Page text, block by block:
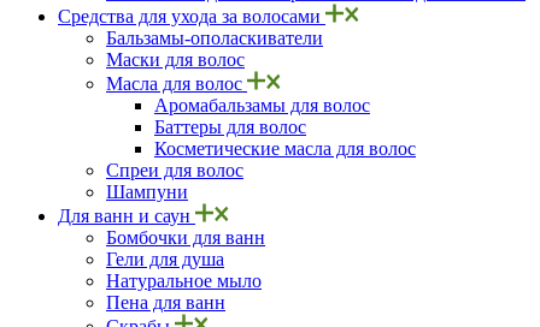
Средства для ухода за волосами
Бальзамы-ополаскиватели
Маски для волос
Масла для волос
Аромабальзамы для волос
Баттеры для волос
Косметические масла для волос
Спреи для волос
Шампуни
Для ванн и саун
Бомбочки для ванн
Гели для душа
Натуральное мыло
Пена для ванн